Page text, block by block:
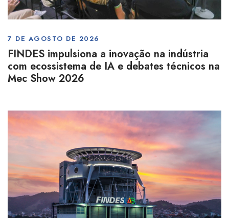
7 DE AGOSTO DE 2026
FINDES impulsiona a inovação na indústria
com ecossistema de IA e debates técnicos na
Mec Show 2026